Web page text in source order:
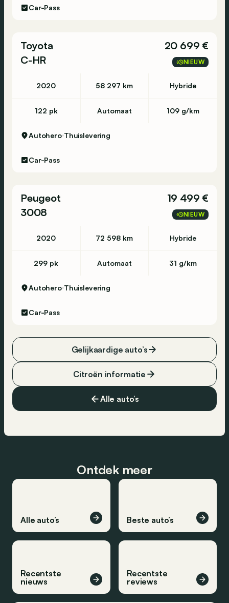
*USB of AUX - USB ou AUX
*LED koplampen - Feux LED
*Half leder - Cuir partiel
*Lane change assist
*Auto dimmende spiegel - Rétroviseur anti-
*DAB Radio - Radio DAB
*Carplay
Car-Pass
Toyota
C-HR
20 699 €
NIEUW
2020 58 297 km Hybride
122 pk Automaat 109 g/km
Autohero Thuislevering
Car-Pass
Peugeot
3008
19 499 €
NIEUW
2020 72 598 km Hybride
299 pk Automaat 31 g/km
Autohero Thuislevering
Car-Pass
Alle auto’s
Citroën informatie
Gelijkaardige auto’s
Ontdek meer
Alle auto’s Beste auto’s
Recentste
nieuws
Recentste
reviews